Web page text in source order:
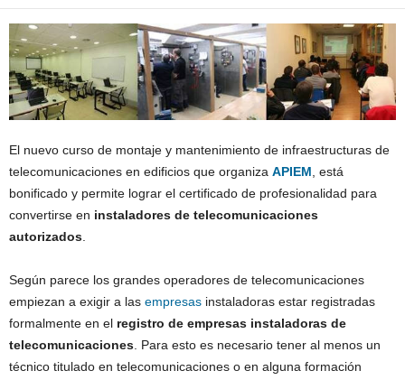
El nuevo curso de montaje y mantenimiento de infraestructuras de
telecomunicaciones en edificios que organiza APIEM , está
bonificado y permite lograr el certificado de profesionalidad para
convertirse en instaladores de telecomunicaciones
autorizados
Según parece los grandes operadores de telecomunicaciones
empiezan a exigir a las empresas instaladoras estar registradas
formalmente en el registro de empresas instaladoras de
telecomunicaciones . Para esto es necesario tener al menos un
técnico titulado en telecomunicaciones o en alguna formación